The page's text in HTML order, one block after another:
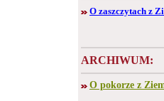
O zaszczytach z
ARCHIWUM:
O pokorze z